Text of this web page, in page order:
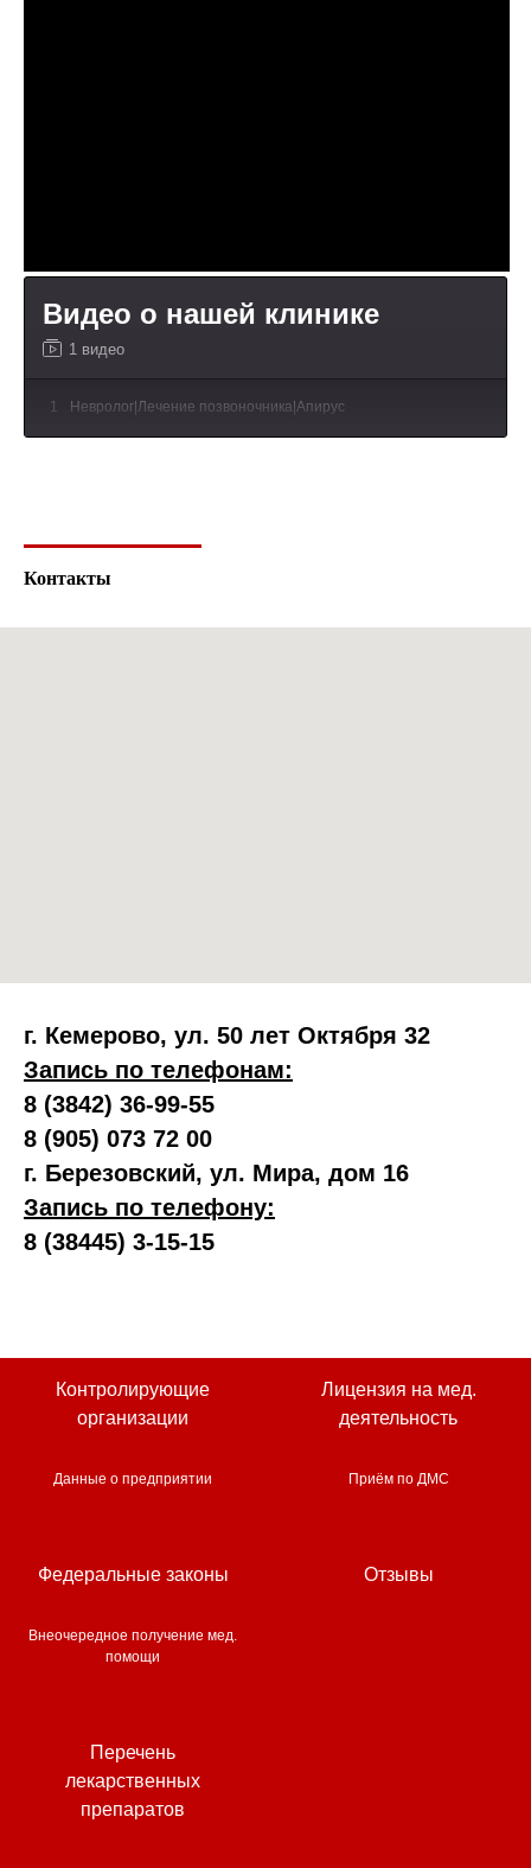
Видео о нашей клинике
1 видео
1 Невролог|Лечение позвоночника|Апирус
Контакты
г. Кемерово, ул. 50 лет Октября 32
Запись по телефонам:
8 (3842) 36-99-55
8 (905) 073 72 00
г. Березовский, ул. Мира, дом 16
Запись по телефону:
8 (38445) 3-15-15
Контролирующие
организации
Лицензия на мед.
деятельность
Данные о предприятии Приём по ДМС
Федеральные законы Отзывы
Внеочередное получение мед.
помощи
Перечень
лекарственных
препаратов